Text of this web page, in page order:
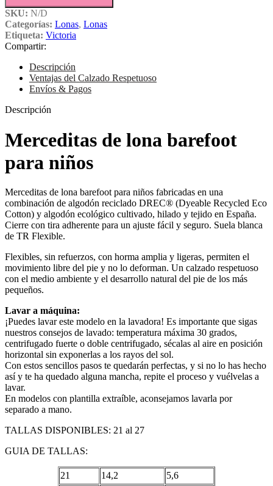
SKU: N/D
Categorías: Lonas, Lonas
Etiqueta: Victoria
Compartir:
Descripción
Ventajas del Calzado Respetuoso
Envíos & Pagos
Descripción
Merceditas de lona barefoot
para niños
Merceditas de lona barefoot para niños fabricadas en una
combinación de algodón reciclado DREC® (Dyeable Recycled Eco
Cotton) y algodón ecológico cultivado, hilado y tejido en España.
Cierre con tira adherente para un ajuste fácil y seguro. Suela blanca
de TR Flexible.
Flexibles, sin refuerzos, con horma amplia y ligeras, permiten el
movimiento libre del pie y no lo deforman. Un calzado respetuoso
con el medio ambiente y el desarrollo natural del pie de los más
pequeños.
Lavar a máquina:
¡Puedes lavar este modelo en la lavadora! Es importante que sigas
nuestros consejos de lavado: temperatura máxima 30 grados,
centrifugado fuerte o doble centrifugado, sécalas al aire en posición
horizontal sin exponerlas a los rayos del sol.
Con estos sencillos pasos te quedarán perfectas, y si no lo has hecho
así y te ha quedado alguna mancha, repite el proceso y vuélvelas a
lavar.
En modelos con plantilla extraíble, aconsejamos lavarla por
separado a mano.
TALLAS DISPONIBLES: 21 al 27
GUIA DE TALLAS:
21 14,2 5,6